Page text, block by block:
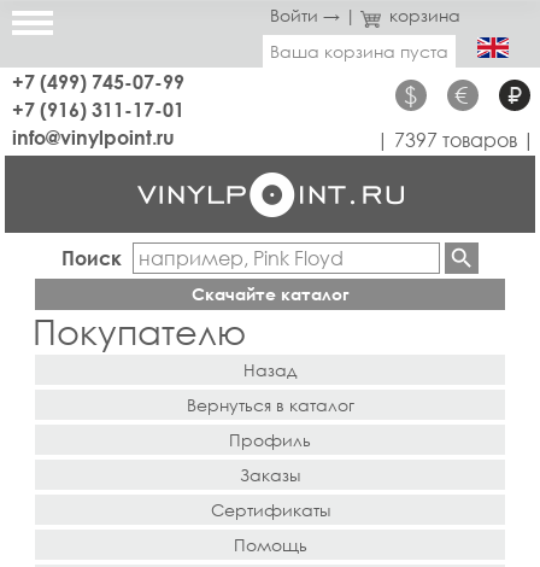
Войти → |
корзина
Ваша корзина пуста
+7 (499) 745-07-99
+7 (916) 311-17-01
$ € ₽
info@vinylpoint.ru | 7397 товаров |
Поиск
Скачайте каталог
Покупателю
Назад
Вернуться в каталог
Профиль
Заказы
Сертификаты
Помощь